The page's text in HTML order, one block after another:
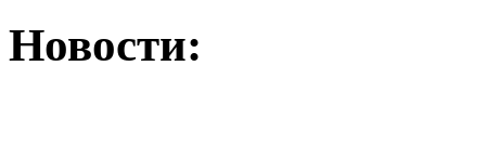
Новости: